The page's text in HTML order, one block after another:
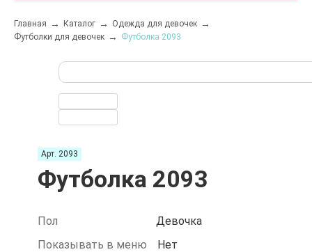
Главная Каталог
Одежда для девочек
Футболки для девочек
Футболка 2093
Арт. 2093
Футболка 2093
Пол
Девочка
Показывать в меню
Нет